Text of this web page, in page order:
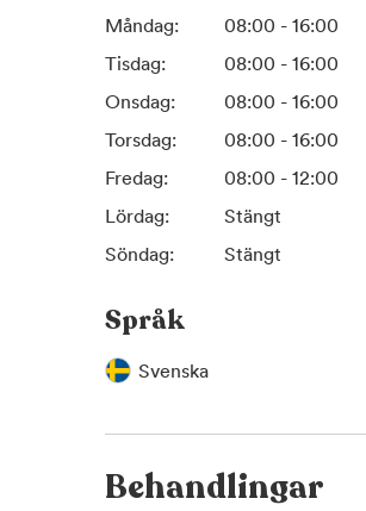
Måndag:
08:00 - 16:00
Tisdag:
08:00 - 16:00
Onsdag:
08:00 - 16:00
Torsdag:
08:00 - 16:00
Fredag:
08:00 - 12:00
Lördag:
Stängt
Söndag:
Stängt
Språk
Svenska
Behandlingar